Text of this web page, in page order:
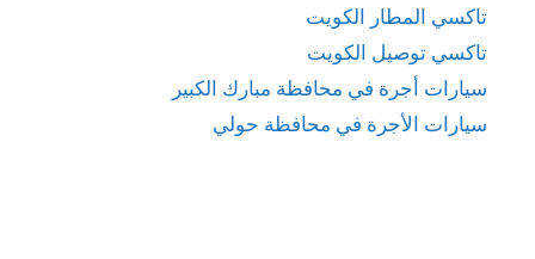
تاكسي المطار الكويت
تاكسي توصيل الكويت
سيارات أجرة في محافظة مبارك الكبير
سيارات الأجرة في محافظة حولي